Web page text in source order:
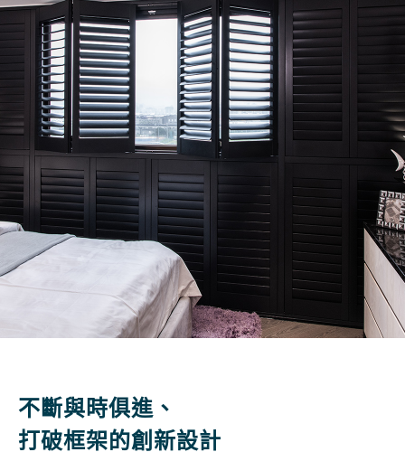
不斷與時俱進、
打破框架的創新設計